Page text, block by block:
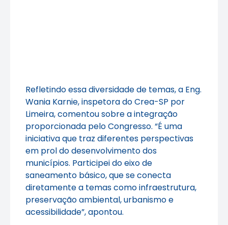
Refletindo essa diversidade de temas, a Eng.
Wania Karnie, inspetora do Crea-SP por
Limeira, comentou sobre a integração
proporcionada pelo Congresso. “É uma
iniciativa que traz diferentes perspectivas
em prol do desenvolvimento dos
municípios. Participei do eixo de
saneamento básico, que se conecta
diretamente a temas como infraestrutura,
preservação ambiental, urbanismo e
acessibilidade”, apontou.